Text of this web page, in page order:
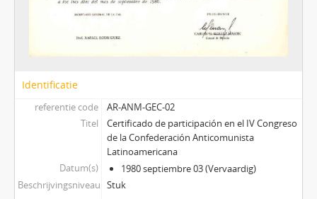
Identificatie
referentie code
AR-ANM-GEC-02
Titel
Certificado de participación en el IV Congreso
de la Confederación Anticomunista
Latinoamericana
Datum(s)
1980 septiembre 03 (Vervaardig)
Beschrijvingsniveau Stuk